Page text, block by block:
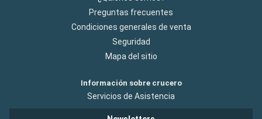
Preguntas frecuentes
Condiciones generales de venta
Seguridad
Mapa del sitio
Información sobre crucero
Servicios de Asistencia